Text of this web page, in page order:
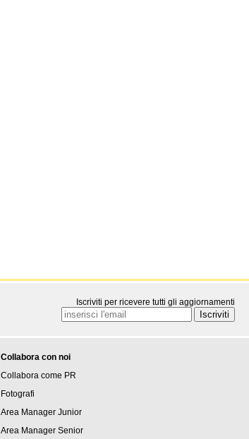
Iscriviti per ricevere tutti gli aggiornamenti
Collabora con noi
Collabora come PR
Fotografi
Area Manager Junior
Area Manager Senior